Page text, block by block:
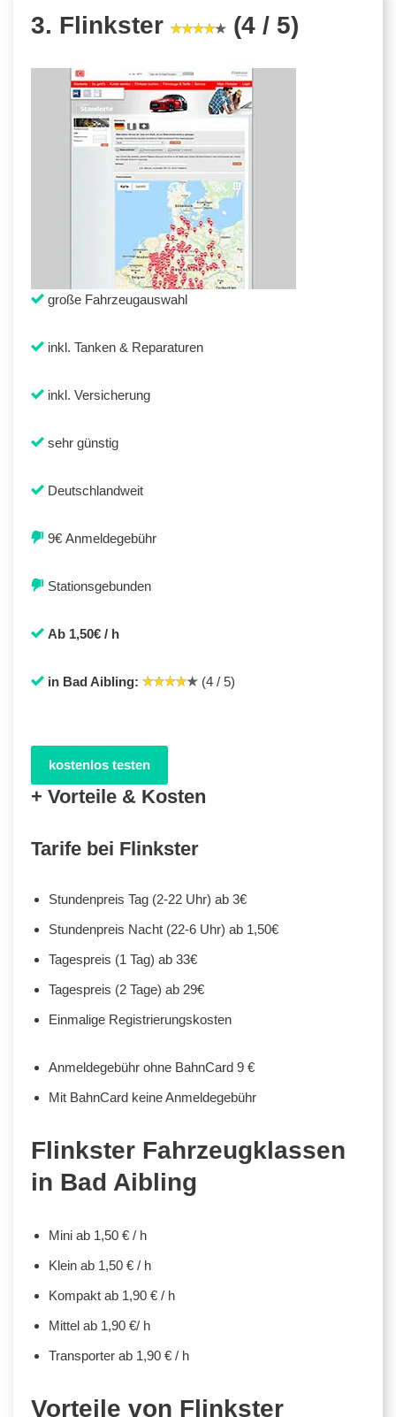
3. Flinkster (4 / 5)
große Fahrzeugauswahl
inkl. Tanken & Reparaturen
inkl. Versicherung
sehr günstig
Deutschlandweit
9€ Anmeldegebühr
Stationsgebunden
Ab 1,50€ / h
in Bad Aibling: (4 / 5)
kostenlos testen
+ Vorteile & Kosten
Tarife bei Flinkster
Stundenpreis Tag (2-22 Uhr) ab 3€
Stundenpreis Nacht (22-6 Uhr) ab 1,50€
Tagespreis (1 Tag) ab 33€
Tagespreis (2 Tage) ab 29€
Einmalige Registrierungskosten
Anmeldegebühr ohne BahnCard 9 €
Mit BahnCard keine Anmeldegebühr
Flinkster Fahrzeugklassen
in Bad Aibling
Mini ab 1,50 € / h
Klein ab 1,50 € / h
Kompakt ab 1,90 € / h
Mittel ab 1,90 €/ h
Transporter ab 1,90 € / h
Vorteile von Flinkster